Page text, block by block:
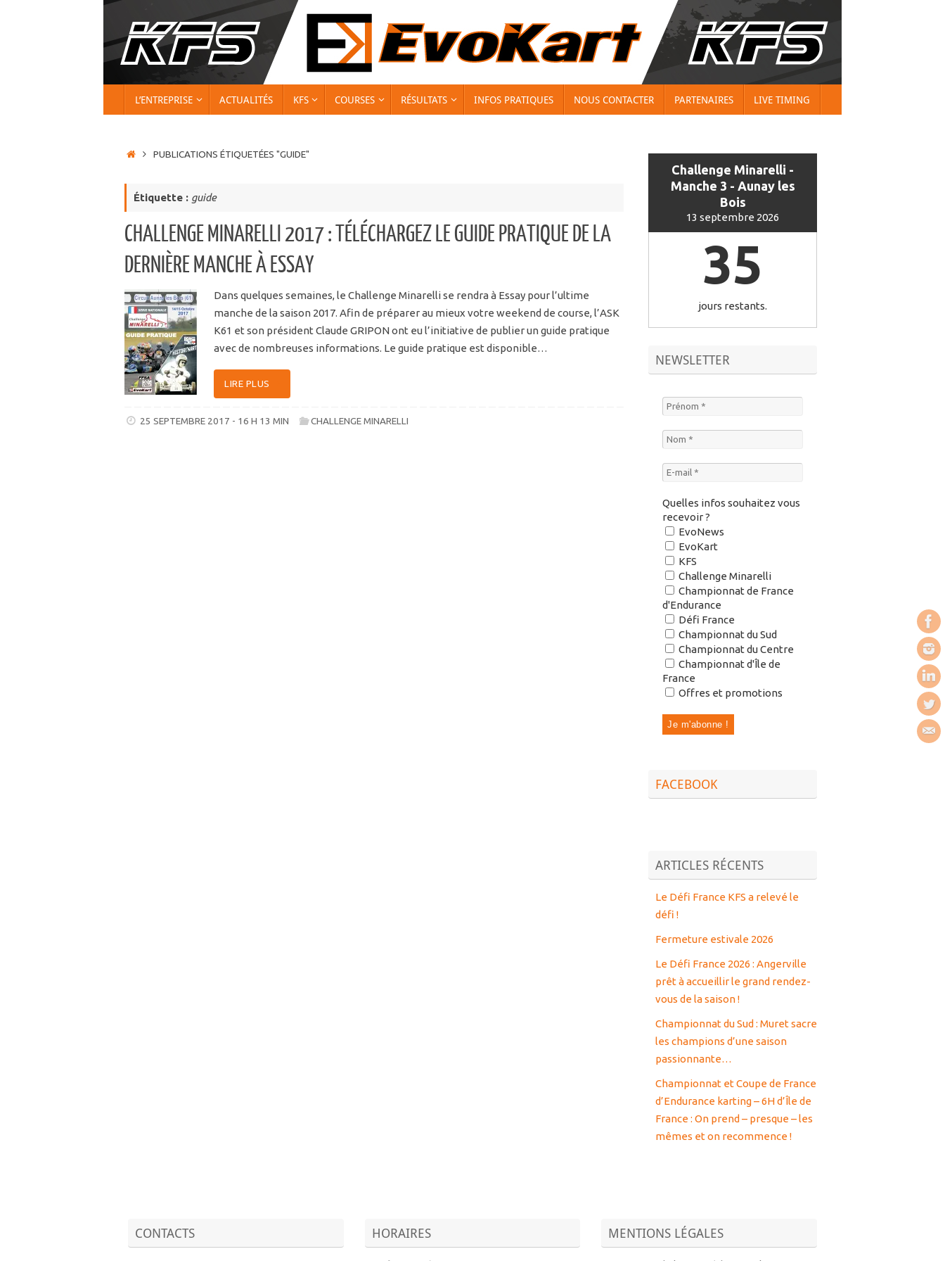
L’ENTREPRISE ACTUALITÉS KFS COURSES RÉSULTATS INFOS PRATIQUES NOUS CONTACTER PARTENAIRES LIVE TIMING
ACCUEIL
PUBLICATIONS ÉTIQUETÉES "GUIDE"
Étiquette : guide
CHALLENGE MINARELLI 2017 : TÉLÉCHARGEZ LE GUIDE PRATIQUE DE LA
DERNIÈRE MANCHE À ESSAY
Dans quelques semaines, le Challenge Minarelli se rendra à Essay pour l’ultime
manche de la saison 2017. Afin de préparer au mieux votre weekend de course, l’ASK
K61 et son président Claude GRIPON ont eu l’initiative de publier un guide pratique
avec de nombreuses informations. Le guide pratique est disponible…
LIRE PLUS
25 SEPTEMBRE 2017 - 16 H 13 MIN CHALLENGE MINARELLI
Challenge Minarelli -
Manche 3 - Aunay les
Bois
13 septembre 2026
35
jours restants.
NEWSLETTER
Quelles infos souhaitez vous
recevoir ?
EvoNews
EvoKart
KFS
Challenge Minarelli
Championnat de France
d'Endurance
Défi France
Championnat du Sud
Championnat du Centre
Championnat d'Île de
France
Offres et promotions
FACEBOOK
ARTICLES RÉCENTS
Le Défi France KFS a relevé le
défi !
Fermeture estivale 2026
Le Défi France 2026 : Angerville
prêt à accueillir le grand rendez-
vous de la saison !
Championnat du Sud : Muret sacre
les champions d’une saison
passionnante…
Championnat et Coupe de France
d’Endurance karting – 6H d’Île de
France : On prend – presque – les
mêmes et on recommence !
CONTACTS HORAIRES MENTIONS LÉGALES